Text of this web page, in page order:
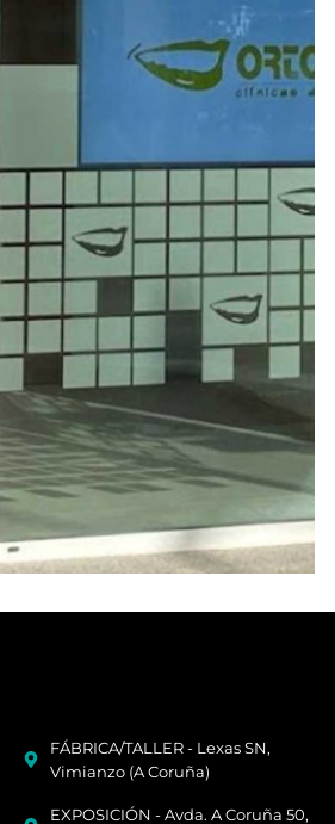
FÁBRICA/TALLER - Lexas SN,
Vimianzo (A Coruña)
EXPOSICIÓN - Avda. A Coruña 50,